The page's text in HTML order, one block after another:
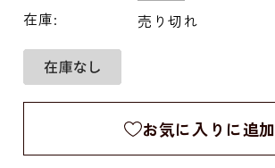
在庫:
売り切れ
お気に入りに追加